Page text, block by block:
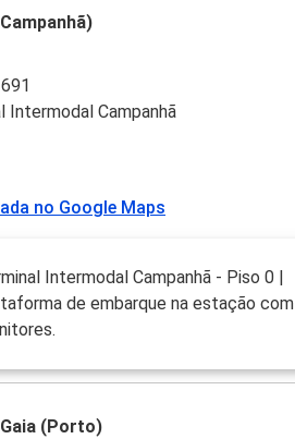
Intermodal Campanhã
no Google Maps
Intermodal Campanhã - Piso 0 |
de embarque na estação com
(Porto)